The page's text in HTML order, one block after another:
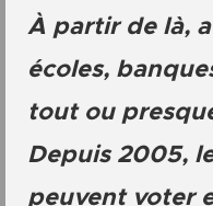
À partir de là,
écoles,
tout ou
Depuis 2005,
peuvent voter